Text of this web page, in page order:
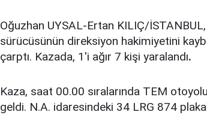
Oğuzhan UYSAL-Ertan KILIÇ/
sürücüsünün direksiyon hakimiyetini
çarptı. Kazada, 1'i ağır 7 kişi yaralandı.
Kaza, saat 00.00 sıralarında TEM
geldi. N.A. idaresindeki 34 LRG 874